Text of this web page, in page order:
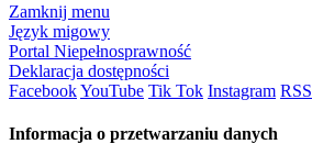
Zamknij menu
Język migowy
Portal Niepełnosprawność
Deklaracja dostępności
FacebookYouTube Tik Tok Instagram RSS
Informacja o przetwarzaniu danych